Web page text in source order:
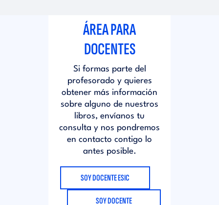
ÁREA PARA
DOCENTES
Si formas parte del
profesorado y quieres
obtener más información
sobre alguno de nuestros
libros, envíanos tu
consulta y nos pondremos
en contacto contigo lo
antes posible.
SOY DOCENTE ESIC
SOY DOCENTE